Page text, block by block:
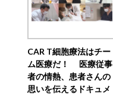
CAR T細胞療法はチー
ム医療だ！ 医療従事
者の情熱、患者さんの
思いを伝えるドキュメ